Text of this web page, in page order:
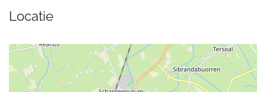
Locatie